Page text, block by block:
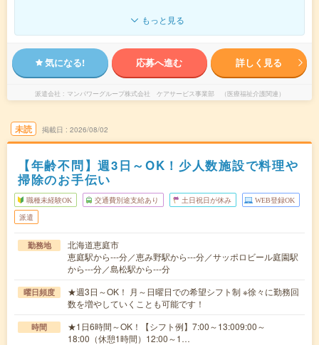
もっと見る
気になる! 応募へ進む 詳しく見る
派遣会社 マンパワーグループ株式会社 ケアサービス事業部 （医療福祉介護関連）
未読 掲載日 2026/08/02
【年齢不問】週3日～OK！少人数施設で料理や
掃除のお手伝い
職種未経験OK 交通費別途支給あり 土日祝日が休み WEB登録OK
派遣
勤務地
北海道恵庭市
恵庭駅から---分／恵み野駅から---分／サッポロビール庭園駅
から---分／島松駅から---分
曜日頻度
★週3日～OK！ 月～日曜日での希望シフト制 ※徐々に勤務回
数を増やしていくことも可能です！
時間
★1日6時間～OK！【シフト例】7:00～13:009:00～
18:00（休憩1時間）12:00～1…